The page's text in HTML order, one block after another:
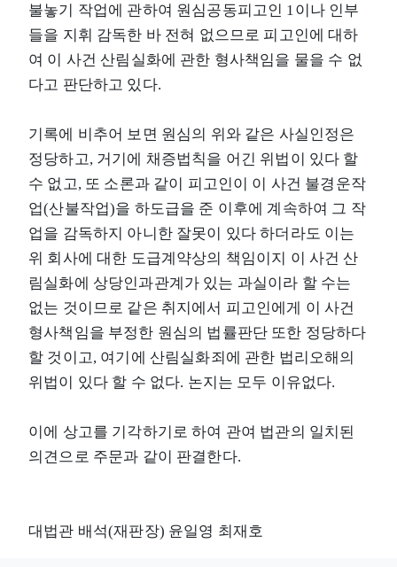
불놓기 작업에 관하여 원심공동피고인 1이나 인부
들을 지휘 감독한 바 전혀 없으므로 피고인에 대하
여 이 사건 산림실화에 관한 형사책임을 물을 수 없
다고 판단하고 있다.
기록에 비추어 보면 원심의 위와 같은 사실인정은
정당하고, 거기에 채증법칙을 어긴 위법이 있다 할
수 없고, 또 소론과 같이 피고인이 이 사건 불경운작
업(산불작업)을 하도급을 준 이후에 계속하여 그 작
업을 감독하지 아니한 잘못이 있다 하더라도 이는
위 회사에 대한 도급계약상의 책임이지 이 사건 산
림실화에 상당인과관계가 있는 과실이라 할 수는
없는 것이므로 같은 취지에서 피고인에게 이 사건
형사책임을 부정한 원심의 법률판단 또한 정당하다
할 것이고, 여기에 산림실화죄에 관한 법리오해의
위법이 있다 할 수 없다. 논지는 모두 이유없다.
이에 상고를 기각하기로 하여 관여 법관의 일치된
의견으로 주문과 같이 판결한다.
대법관 배석(재판장) 윤일영 최재호